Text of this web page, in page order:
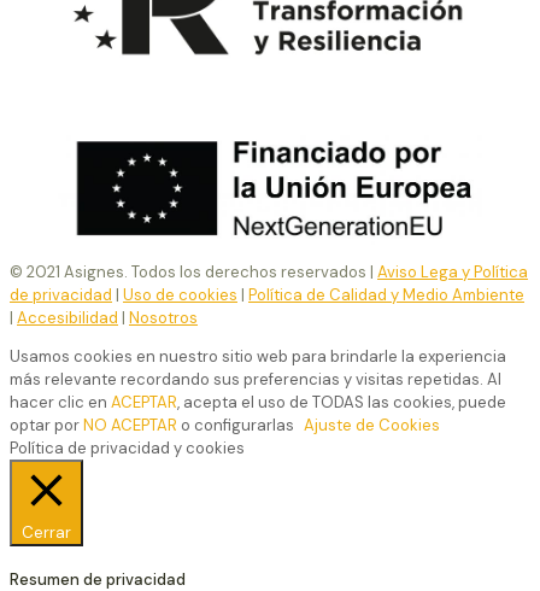
© 2021 Asignes. Todos los derechos reservados | Aviso Lega y Política
de privacidad | Uso de cookies | Política de Calidad y Medio Ambiente
| Accesibilidad | Nosotros
Usamos cookies en nuestro sitio web para brindarle la experiencia
más relevante recordando sus preferencias y visitas repetidas. Al
hacer clic en ACEPTAR, acepta el uso de TODAS las cookies, puede
optar porNO ACEPTAR o configurarlas Ajuste de Cookies
Política de privacidad y cookies
Cerrar
Resumen de privacidad